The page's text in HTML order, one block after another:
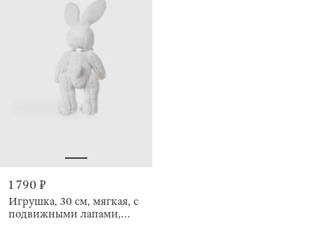
1 790 ₽
Игрушка, 30 см, мягкая, с
подвижными лапами,